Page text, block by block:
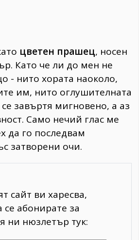
цветен прашец, носен
Като че ли до мен не
- нито хората наоколо,
им, нито оглушителната
завъртя мигновено, а аз
Само нечий глас ме
да го последвам
затворени очи.
сайт ви харесва,
абонирате за
ни нюзлетър тук: